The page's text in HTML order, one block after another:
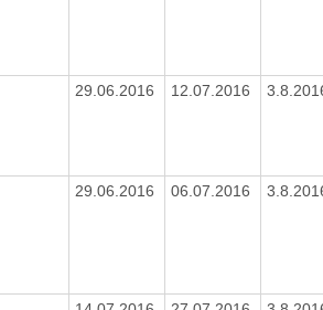
29.06.2016 12.07.2016
29.06.2016 06.07.2016